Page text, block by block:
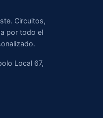
Circuitos,
por todo el
Local 67,